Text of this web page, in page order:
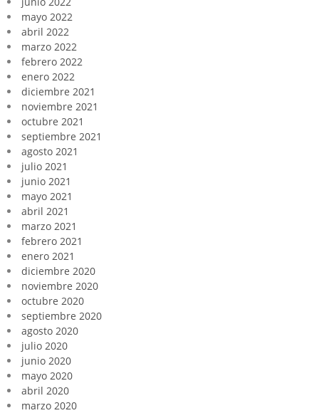
mayo 2022
abril 2022
marzo 2022
febrero 2022
enero 2022
diciembre 2021
noviembre 2021
octubre 2021
septiembre 2021
agosto 2021
julio 2021
junio 2021
mayo 2021
abril 2021
marzo 2021
febrero 2021
enero 2021
diciembre 2020
noviembre 2020
octubre 2020
septiembre 2020
agosto 2020
julio 2020
junio 2020
mayo 2020
abril 2020
marzo 2020